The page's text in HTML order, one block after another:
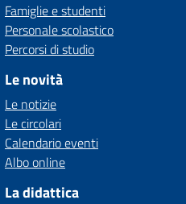
Famiglie e studenti
Personale scolastico
Percorsi di studio
Le novità
Le notizie
Le circolari
Calendario eventi
Albo online
La didattica